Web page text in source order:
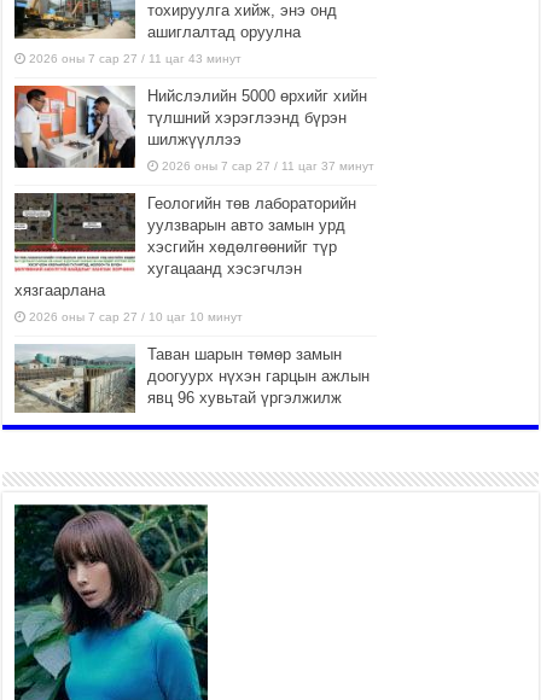
тохируулга хийж, энэ онд
ашиглалтад оруулна
2026 оны 7 сар 27 / 11 цаг 43 минут
Нийслэлийн 5000 өрхийг хийн
түлшний хэрэглээнд бүрэн
шилжүүллээ
2026 оны 7 сар 27 / 11 цаг 37 минут
Геологийн төв лабораторийн
уулзварын авто замын урд
хэсгийн хөдөлгөөнийг түр
хугацаанд хэсэгчлэн
хязгаарлана
2026 оны 7 сар 27 / 10 цаг 10 минут
Таван шарын төмөр замын
доогуурх нүхэн гарцын ажлын
явц 96 хувьтай үргэлжилж
Нийслэлийн харьяа амаржих
газруудыг “Эх, хүүхдийн төв”
болгон өргөтгөнө
2026 оны 7 сар 27 / 9 цаг 58 минут
ТӨВ АЙМАГТ ӨВЛИЙН БЭЛТГЭЛ АЖИЛ 80
ХУВЬТАЙ ҮРГЭЛЖИЛЖ БАЙНА
2026 оны 7 сар 27 / 9 цаг 51 минут
“Хөдөө аж ахуй, хөдөөгийн хөгжил төслийн 2